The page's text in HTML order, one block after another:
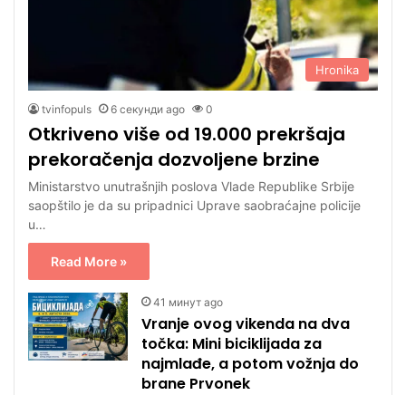
Hronika
tvinfopuls 6 секунди ago 0
Otkriveno više od 19.000 prekršaja
prekoračenja dozvoljene brzine
Ministarstvo unutrašnjih poslova Vlade Republike Srbije
saopštilo je da su pripadnici Uprave saobraćajne policije
u…
Read More »
41 минут ago
Vranje ovog vikenda na dva
točka: Mini biciklijada za
najmlađe, a potom vožnja do
brane Prvonek